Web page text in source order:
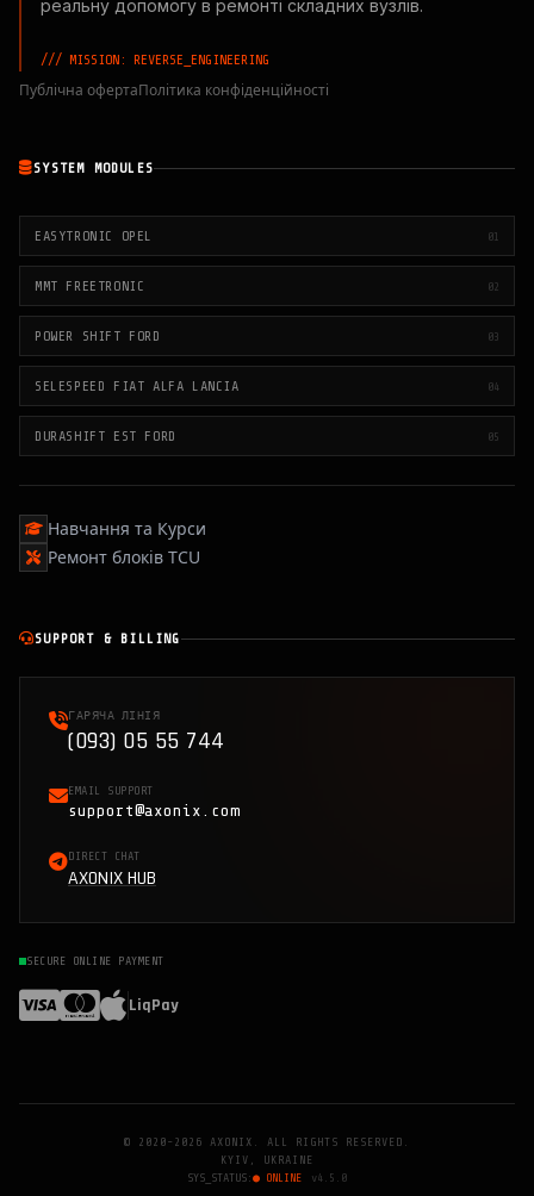
реальну допомогу в ремонті складних вузлів.
/// MISSION: REVERSE_ENGINEERING
Публічна офертаПолітика конфіденційності
SYSTEM MODULES
EASYTRONIC OPEL 01
MMT FREETRONIC 02
POWER SHIFT FORD 03
SELESPEED FIAT ALFA LANCIA 04
DURASHIFT EST FORD 05
Навчання та Курси
Ремонт блоків TCU
SUPPORT & BILLING
ГАРЯЧА ЛІНІЯ
(093) 05 55 744
EMAIL SUPPORT
support@axonix.com
DIRECT CHAT
AXONIX HUB
SECURE ONLINE PAYMENT
LiqPay
© 2020-2026 AXONIX. ALL RIGHTS RESERVED.
KYIV, UKRAINE
SYS_STATUS:● ONLINE v4.5.0